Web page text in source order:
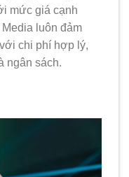
mức giá cạnh
luôn đảm
chi phí hợp lý,
ngân sách.